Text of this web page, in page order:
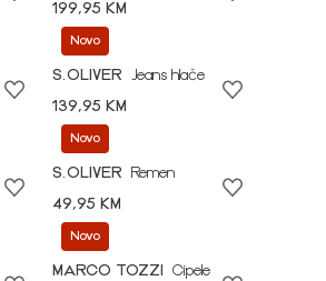
199,95 KM
Novo
S.OLIVER
Jeans hlače
139,95 KM
Novo
S.OLIVER
Remen
49,95 KM
Novo
MARCO TOZZI
Cipele